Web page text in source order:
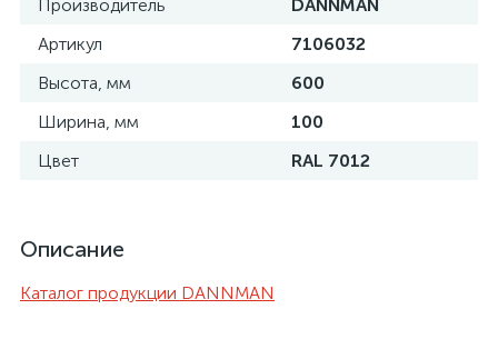
Производитель
DANNMAN
Артикул
7106032
Высота, мм
600
Ширина, мм
100
Цвет
RAL 7012
Описание
Каталог продукции DANNMAN